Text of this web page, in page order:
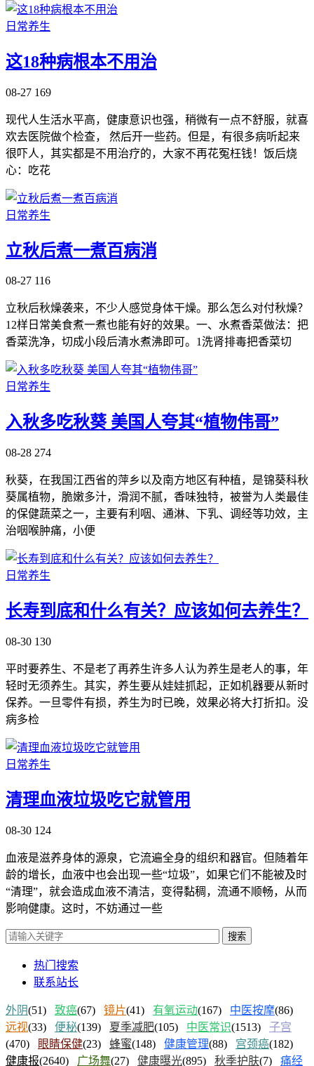
日常养生
这18种病根本不用治
08-27 169
现代人生活水平高，健康意识也强，稍微有一点不舒服，就喜
欢去医院做个检查， 然后开一些药。但是，有很多病听起来
很吓人，其实都是不用治疗的，大家不再花冤枉钱！饭后烧
心：吃花
日常养生
立秋后煮一煮百病消
08-27 116
立秋后秋燥袭来，不少人感觉身体干燥。那么怎么对付秋燥？
12样日常美食煮一煮也能有好的效果。一、水煮香菜做法：把
香菜洗净，切成小段后清水煮沸即可。1洗肾排毒把香菜切
日常养生
入秋多吃秋葵 美国人夸其“植物伟哥”
08-28 274
秋葵，在我国江西省的萍乡以及南方地区有种植，是锦葵科秋
葵属植物，脆嫩多汁，滑润不腻，香味独特，被誉为人类最佳
的保健蔬菜之一，主要有利咽、通淋、下乳、调经等功效，主
治咽喉肿痛，小便
日常养生
长寿到底和什么有关？应该如何去养生？
08-30 130
平时要养生、不是老了再养生许多人认为养生是老人的事，年
轻时无须养生。其实，养生要从娃娃抓起，正如机器要从新时
保养。一旦零件有损，养生为时已晚，效果必将大打折扣。没
病多检
日常养生
清理血液垃圾吃它就管用
08-30 124
血液是滋养身体的源泉，它流遍全身的组织和器官。但随着年
龄的增长，血液中也会出现一些“垃圾”，如果它们不能被及时
“清理”，就会造成血液不清洁，变得黏稠，流通不顺畅，从而
影响健康。这时，不妨通过一些
搜索
热门搜索
联系站长
外阴(51) 致癌(67) 镜片(41) 有氧运动(167) 中医按摩(86)
远视(33) 便秘(139) 夏季减肥(105) 中医常识(1513) 子宫
(470)
眼睛保健(23) 蜂蜜(148) 健康管理(88) 宫颈癌(182)
健康报(2640) 广场舞(27) 健康曝光(895) 秋季护肤(7) 痛经